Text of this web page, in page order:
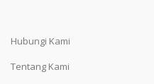
Hubungi Kami
Tentang Kami